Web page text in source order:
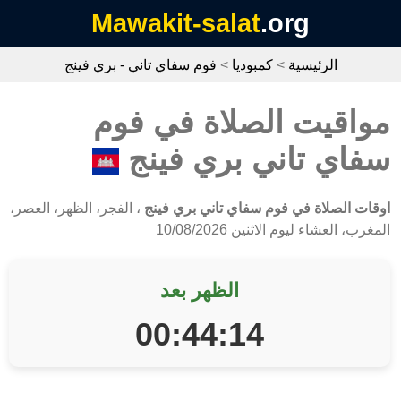
Mawakit-salat.org
الرئيسية > كمبوديا > فوم سفاي تاني - بري فينج
مواقيت الصلاة في فوم
سفاي تاني بري فينج
اوقات الصلاة في فوم سفاي تاني بري فينج ، الفجر، الظهر، العصر،
المغرب، العشاء ليوم الاثنين 10/08/2026
الظهر بعد
00:44:14